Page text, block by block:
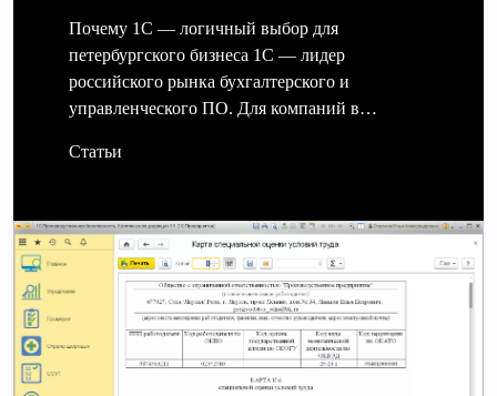
Почему 1С — логичный выбор для
петербургского бизнеса 1С — лидер
российского рынка бухгалтерского и
управленческого ПО. Для компаний в…
Статьи